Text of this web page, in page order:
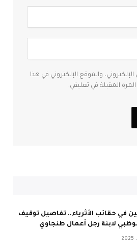
والموقع الإلكتروني في هذا
المقبلة في تعليقي.
في حقائب الأثرياء.. تفاصيل توقيف
لابنة رجل أعمال طنجاوي